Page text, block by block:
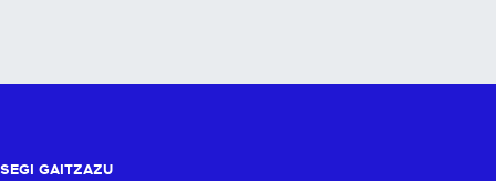
SEGI GAITZAZU